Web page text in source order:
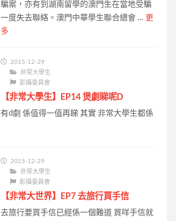
騙案，亦有到湖南留學的澳門生在當地受騙
一度失去聯絡。澳門中華學生聯合總會 … 更
多
2015-12-29
非常大學生
影攝委員會
【非常大學生】EP14 煲劇睇呢D
有d劇 係值得一值再睇 其實 非常大學生都係
2015-12-29
非常大學生
影攝委員會
【非常大世界】EP7 去旅行買手信
去旅行要買手信已經係一個難道 買咩手信就